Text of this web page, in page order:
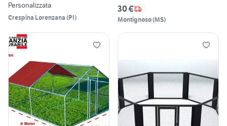
Personalizzata
Crespina Lorenzana (PI)
30 €
Montignoso(MS)